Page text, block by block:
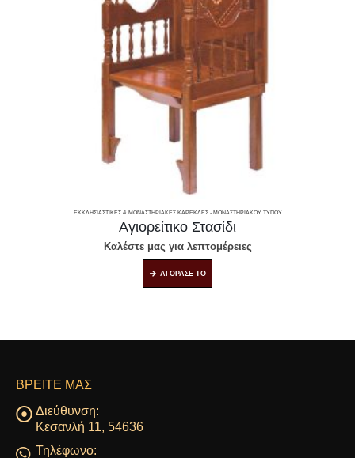
ΕΚΚΛΗΣΙΑΣΤΙΚΈΣ & ΜΟΝΑΣΤΗΡΙΑΚΈΣ ΚΑΡΈΚΛΕΣ - ΜΟΝΑΣΤΗΡΙΑΚΟΎ ΤΎΠΟΥ
Αγιορείτικο Στασίδι
Καλέστε μας για λεπτομέρειες
ΑΓΟΡΑΣΕ ΤΟ
ΒΡΕΊΤΕ ΜΑΣ
Διεύθυνση:
Κεσανλή 11, 54636
Τηλέφωνο: